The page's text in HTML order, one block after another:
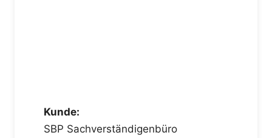
Kunde:
SBP Sachverständigenbüro